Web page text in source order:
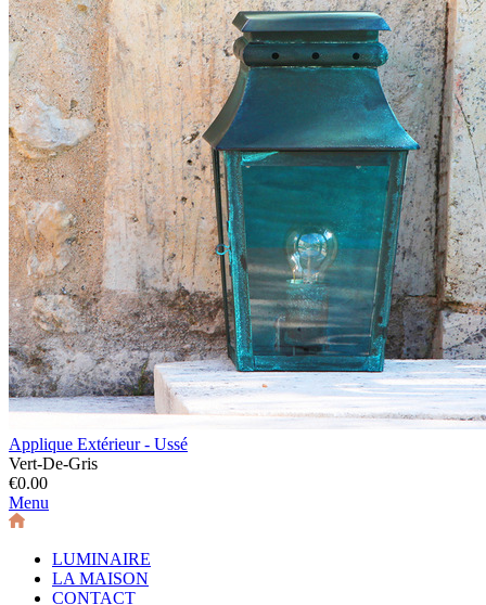
Applique Extérieur - Ussé
Vert-De-Gris
€0.00
Menu
LUMINAIRE
LA MAISON
CONTACT